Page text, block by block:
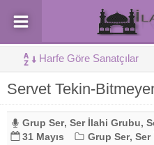
Harfe Göre Sanatçılar
Servet Tekin-
Grup Ser, Ser İlahi Grubu,
31 Mayıs
Grup Ser, Ser